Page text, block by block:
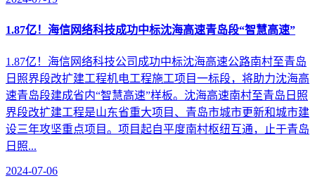
1.87亿！海信网络科技成功中标沈海高速青岛段“智慧高速”
1.87亿！海信网络科技公司成功中标沈海高速公路南村至青岛
日照界段改扩建工程机电工程施工项目一标段，将助力沈海高
速青岛段建成省内“智慧高速”样板。沈海高速南村至青岛日照
界段改扩建工程是山东省重大项目、青岛市城市更新和城市建
设三年攻坚重点项目。项目起自平度南村枢纽互通，止于青岛
日照...
2024-07-06